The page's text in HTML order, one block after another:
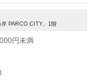
岸 PARCO CITY」1階
円未満